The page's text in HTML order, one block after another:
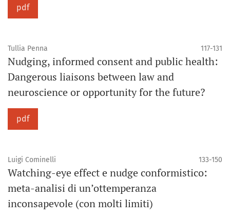
pdf
Tullia Penna 117-131
Nudging, informed consent and public health:
Dangerous liaisons between law and
neuroscience or opportunity for the future?
pdf
Luigi Cominelli 133-150
Watching-eye effect e nudge conformistico:
meta-analisi di un’ottemperanza
inconsapevole (con molti limiti)